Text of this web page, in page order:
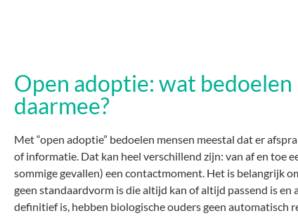
Open adoptie: wat bedoelen
daarmee?
Met “open adoptie” bedoelen mensen meestal dat er
of informatie. Dat kan heel verschillend zijn: van af en toe
sommige gevallen) een contactmoment. Het is belangrijk
geen standaardvorm is die altijd kan of altijd passend is en
definitief is, hebben biologische ouders geen automatisch